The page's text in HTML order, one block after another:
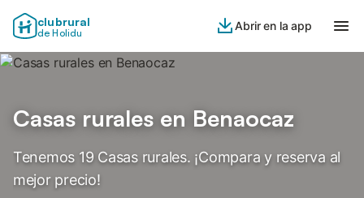
clubrural
de Holidu
Abrir en la app
Casas rurales en Benaocaz
Tenemos 19 Casas rurales. ¡Compara y reserva al
mejor precio!